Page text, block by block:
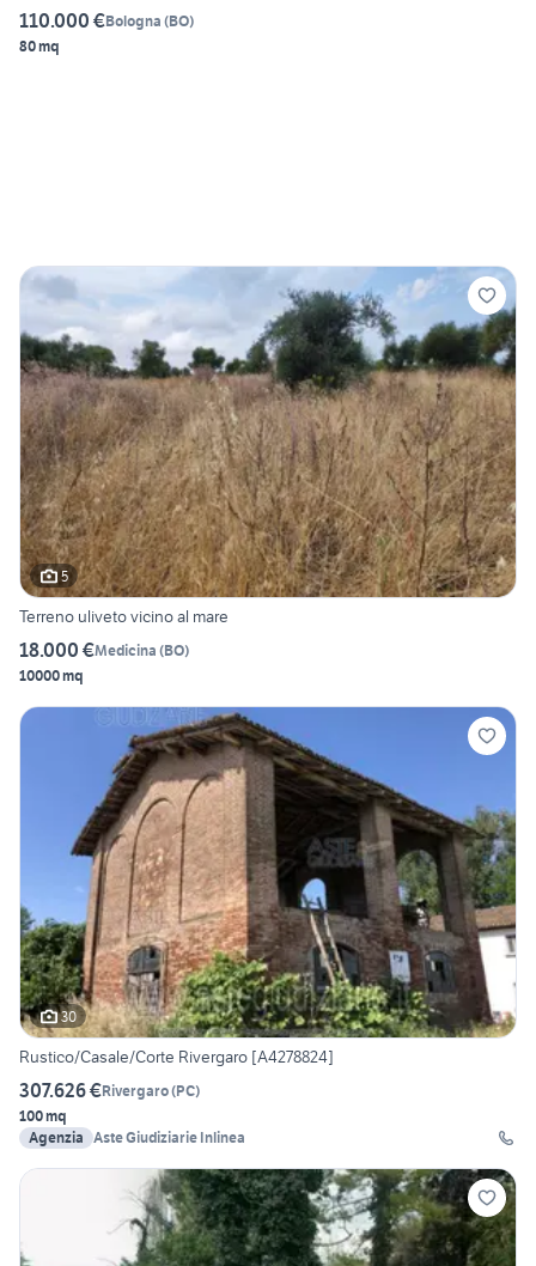
110.000 €Bologna (BO)
80 mq
5
Terreno uliveto vicino al mare
18.000 €Medicina (BO)
10000 mq
30
Rustico/Casale/Corte Rivergaro [A4278824]
307.626 €Rivergaro(PC)
100 mq
Agenzia Aste Giudiziarie Inlinea